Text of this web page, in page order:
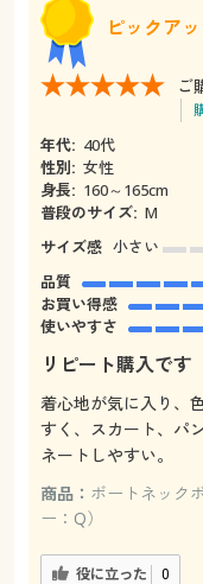
ピックア
ご
年代: 40代
性別: 女性
身長: 160～165cm
普段のサイズ: M
サイズ感 小さい
品質
お買い得感
使いやすさ
リピート購入です
着心地が気に入り、
すく、スカート、パ
ネートしやすい。
商品： ボートネック
ー：Q）
役に立った 0